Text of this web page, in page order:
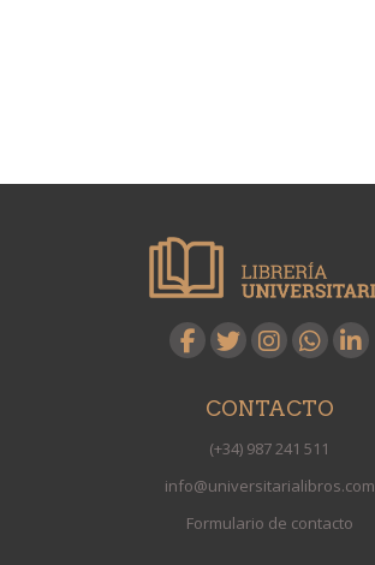
CONTACTO
(+34) 987 241 511
info@universitarialibros.com
Formulario de contacto